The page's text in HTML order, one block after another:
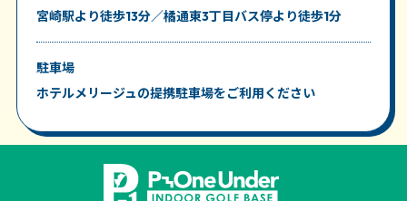
宮崎駅より徒歩13分／橘通東3丁目バス停より徒歩1分
駐車場
ホテルメリージュの提携駐車場をご利用ください